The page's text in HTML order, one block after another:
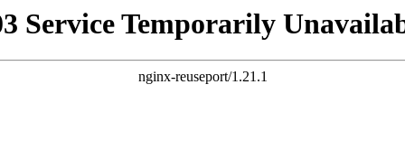
Service Temporarily
nginx-reuseport/1.21.1